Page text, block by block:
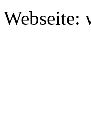
Webseite: